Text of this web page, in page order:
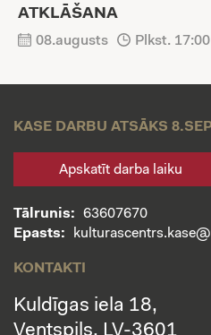
ATKLĀŠANA
08.augusts Plkst. 17:00
KASE DARBU ATSĀKS
Apskatīt darba laiku
Tālrunis:
63607670
Epasts:
KONTAKTI
Kuldīgas iela 18,